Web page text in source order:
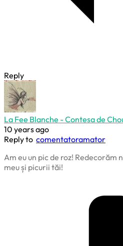
Reply
La Fee Blanche - Contesa de
10 years ago
Reply to comentatoramator
Am eu un pic de roz! Redecorăm
meu și picurii tăi!